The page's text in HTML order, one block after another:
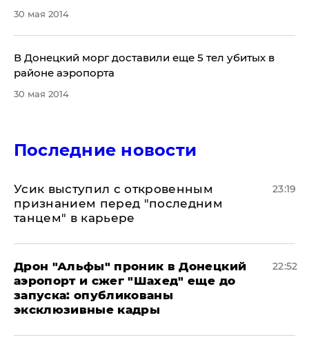
30 мая 2014
В Донецкий морг доставили еще 5 тел убитых в
районе аэропорта
30 мая 2014
Последние новости
Усик выступил с откровенным
признанием перед "последним
танцем" в карьере
23:19
Дрон "Альфы" проник в Донецкий
аэропорт и сжег "Шахед" еще до
запуска: опубликованы
эксклюзивные кадры
22:52